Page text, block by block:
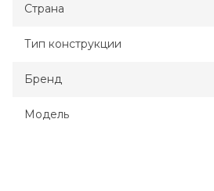
Страна
Тип конструкции
Бренд
Модель